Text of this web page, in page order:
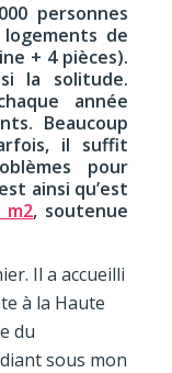
personnes
de
+ 4 pièces).
la solitude.
année
Beaucoup
il suffit
pour
ainsi qu’est
m2, soutenue
Il a accueilli
à la Haute
du
sous mon